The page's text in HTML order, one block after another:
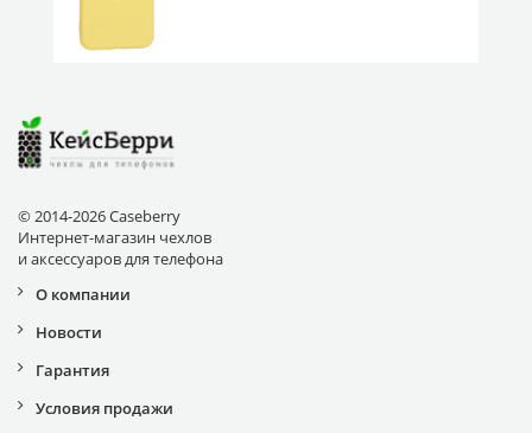
© 2014-2026 Caseberry
Интернет-магазин чехлов
и аксессуаров для телефона
О компании
Новости
Гарантия
Условия продажи